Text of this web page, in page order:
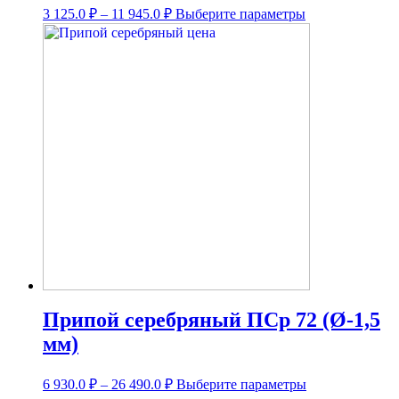
3 125.0 ₽ – 11 945.0 ₽Диапазон
цен:
3
Выберите параметрыЭтот
товар
Припой серебряный ПСр 72 (Ø-1,5
мм)
6 930.0 ₽ – 26 490.0 ₽Диапазон
Выберите параметрыЭтот